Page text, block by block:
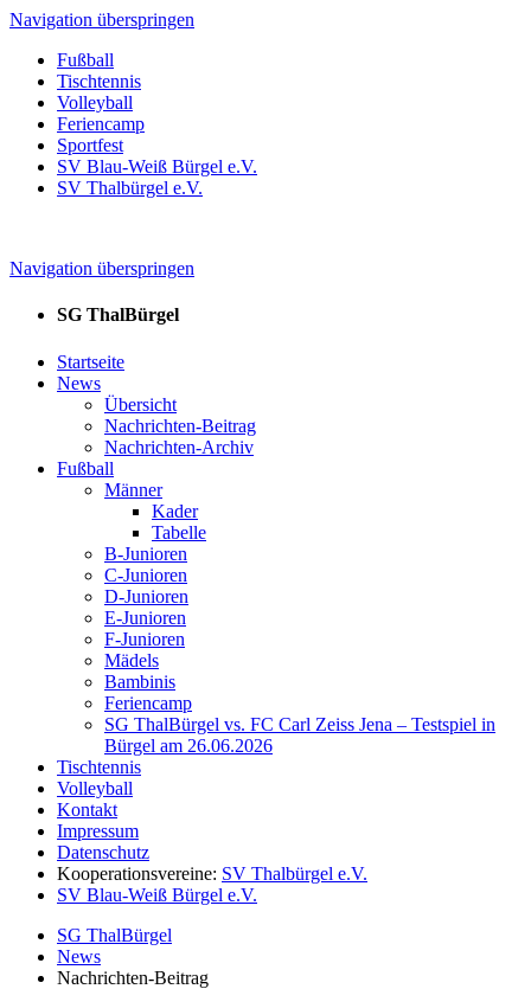
Navigation überspringen
Fußball
Tischtennis
Volleyball
Feriencamp
Sportfest
SV Blau-Weiß Bürgel e.V.
SV Thalbürgel e.V.
Navigation überspringen
SG ThalBürgel
Startseite
News
Übersicht
Nachrichten-Beitrag
Nachrichten-Archiv
Fußball
Männer
Kader
Tabelle
B-Junioren
C-Junioren
D-Junioren
E-Junioren
F-Junioren
Mädels
Bambinis
Feriencamp
SG ThalBürgel vs. FC Carl Zeiss Jena – Testspiel in
Bürgel am 26.06.2026
Tischtennis
Volleyball
Kontakt
Impressum
Datenschutz
Kooperationsvereine: SV Thalbürgel e.V.
SV Blau-Weiß Bürgel e.V.
SG ThalBürgel
News
Nachrichten-Beitrag